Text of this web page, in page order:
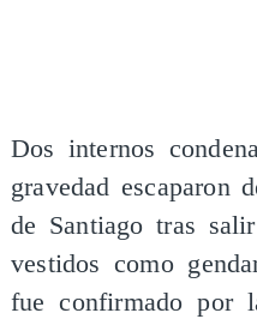
Dos internos
gravedad escaparon
de Santiago tras
vestidos como
fue confirmado por